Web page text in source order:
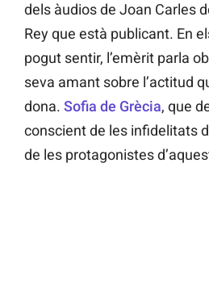
dels àudios de Joan Carles
Rey que està publicant. En
pogut sentir, l’emèrit parla
seva amant sobre l’actitud
dona. Sofia de Grècia, que
conscient de les infidelitats
de les protagonistes